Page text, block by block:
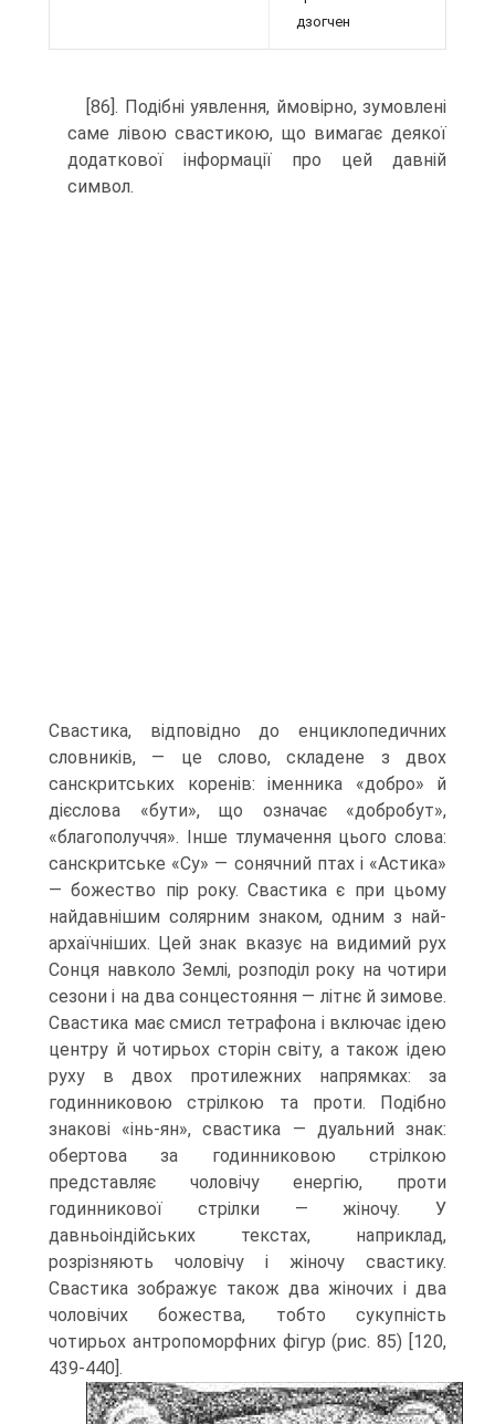
дзогчен
[86]. Подібні уявлення, ймовірно, зумовлені
саме лівою свастикою, що вимагає деякої
додаткової інформації про цей давній
символ.
Свастика, відповідно до енциклопедичних
словників, — це слово, складене з двох
санскритських коренів: іменника «добро» й
дієслова «бути», що означає «добробут»,
«благополуччя». Інше тлумачення цього слова:
санскритське «Су» — сонячний птах і «Астика»
— боже­ство пір року. Свастика є при цьому
найдавнішим солярним знаком, одним з най-
архаїчніших. Цей знак вказує на видимий рух
Сонця навколо Землі, розподіл року на чотири
сезони і на два сонцестояння — літнє й зимове.
Свастика має смисл тетрафона і включає ідею
центру й чотирьох сторін світу, а також ідею
руху в двох протилежних напрямках: за
годинниковою стрілкою та проти. Подібно
знакові «інь-ян», свастика — дуальний знак:
обертова за годинниковою стрілкою
представ­ляє чоловічу енергію, проти
годинникової стрілки — жіночу. У
давньоіндійських текстах, наприклад,
розрізняють чоловічу і жіночу свастику.
Свастика зображує також два жіночих і два
чоловічих божества, тобто сукупність
чотирьох антропо­морфних фігур (рис. 85) [120,
439-440].